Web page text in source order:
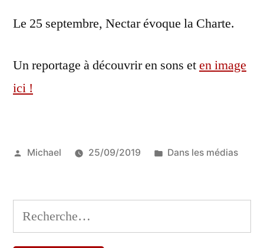
Le 25 septembre, Nectar évoque la Charte.
Un reportage à découvrir en sons eten image
ici !
Publié
Michael 25/09/2019
Publié
Dans les médias
Rechercher :